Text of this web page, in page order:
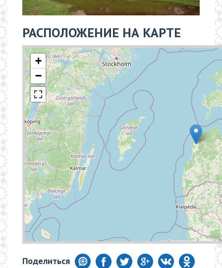
РАСПОЛОЖЕНИЕ НА КАРТЕ
+
−
Поделиться